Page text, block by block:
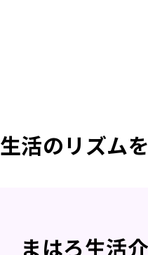
生活のリズム
まはろ生活